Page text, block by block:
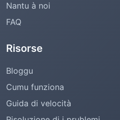
Nantu à noi
FAQ
Risorse
Bloggu
Cumu funziona
Guida di velocità